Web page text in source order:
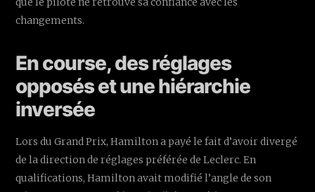
changements.
En course, des réglages
opposés et une hiérarchie
inversée
Lors du Grand Prix, Hamilton a payé le fait d’avoir divergé
de la direction de réglages préférée de Leclerc. En
qualifications, Hamilton avait modifié l’angle de son